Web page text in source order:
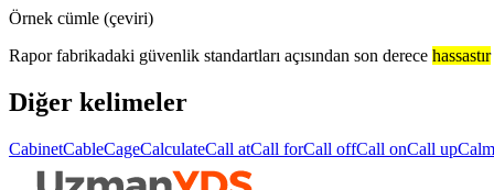
Örnek cümle (çeviri)
Rapor fabrikadaki güvenlik standartları açısından son derece hassastır
Diğer kelimeler
CabinetCableCageCalculateCall atCall forCall offCall onCall upCalm